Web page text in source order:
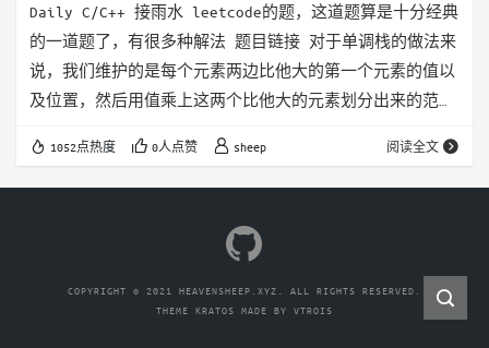
Daily C/C++ 接雨水 leetcode的题，这道题算是十分经典
的一道题了，有很多种解法 题目链接 对于单调栈的做法来
说，我们维护的是每个元素两边比他大的第一个元素的值以
及位置，然后用值乘上这两个比他大的元素划分出来的范
切割 而更加简单的思路是维护每个元素的两边的最大值，
然后每个元素的贡献就是两个最大值之间较小的那一个减去
个位置，长度永远就都是1 这里想说的是维护最大值的算法
1052点热度 0人点赞 sheep 阅读全文
COPYRIGHT © 2021 HEAVENSHEEP.XYZ. ALL RIGHTS RESERVED.
THEME KRATOS MADE BY VTROIS